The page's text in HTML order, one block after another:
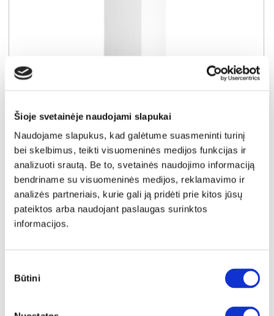
Šioje svetainėje naudojami slapukai
Naudojame slapukus, kad galėtume suasmeninti turinį
bei skelbimus, teikti visuomeninės medijos funkcijas ir
analizuoti srautą. Be to, svetainės naudojimo informaciją
bendriname su visuomeninės medijos, reklamavimo ir
analizės partneriais, kurie gali ją pridėti prie kitos jūsų
pateiktos arba naudojant paslaugas surinktos
informacijos.
pasirinkimas
Būtini
Išmatavimai: A:72cmP:30cmG:32cm
Kaina taikyta laikotarpiu
2026-06-30 iki 2026-07-29
54€
Pritaikyta nuolaida
- 5€
Kaina galioja sandėlyje esančioms prekėms